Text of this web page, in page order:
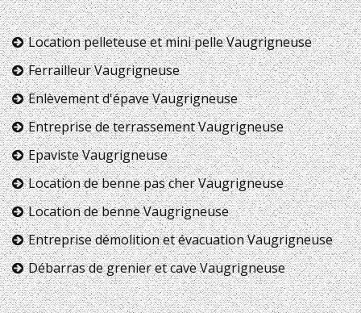
Location pelleteuse et mini pelle Vaugrigneuse
Ferrailleur Vaugrigneuse
Enlèvement d'épave Vaugrigneuse
Entreprise de terrassement Vaugrigneuse
Epaviste Vaugrigneuse
Location de benne pas cher Vaugrigneuse
Location de benne Vaugrigneuse
Entreprise démolition et évacuation Vaugrigneuse
Débarras de grenier et cave Vaugrigneuse